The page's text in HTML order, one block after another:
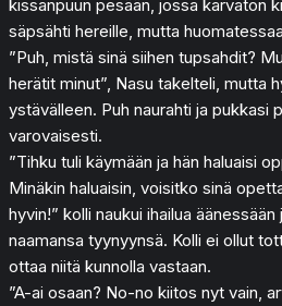
kissanpuun pesään, jossa karvaton
säpsähti hereille, mutta
”Puh, mistä sinä siihen tupsahdit?
herätit minut”, Nasu takelteli, mutta
ystävälleen. Puh naurahti ja pukkasi
varovaisesti.
”Tihku tuli käymään ja hän haluaisi
Minäkin haluaisin, voisitko sinä
hyvin!” kolli naukui ihailua
naamansa tyynyynsä. Kolli ei ollut
ottaa niitä kunnolla vastaan.
”A-ai osaan? No-no kiitos nyt vain,